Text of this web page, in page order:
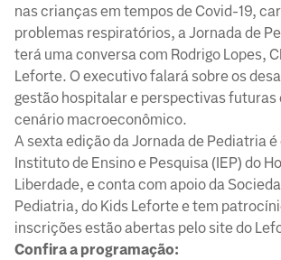
nas crianças em tempos de Covid-19,
problemas respiratórios, a Jornada de
terá uma conversa com Rodrigo Lopes,
Leforte. O executivo falará sobre os
gestão hospitalar e perspectivas futuras
cenário macroeconômico.
A sexta edição da Jornada de Pediatria
Instituto de Ensino e Pesquisa (IEP) do
Liberdade, e conta com apoio da
Pediatria, do Kids Leforte e tem
inscrições estão abertas pelo site do
Confira a programação: